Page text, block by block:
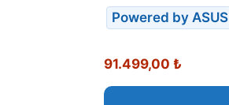
Powered by ASUS
91.499,00 ₺